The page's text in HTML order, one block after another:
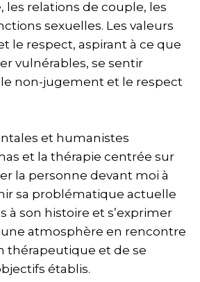
les relations de couple, les
sexuelles. Les valeurs
le respect, aspirant à ce que
vulnérables, se sentir
non-jugement et le respect
et humanistes
et la thérapie centrée sur
la personne devant moi à
sa problématique actuelle
à son histoire et s’exprimer
atmosphère en rencontre
thérapeutique et de se
établis.